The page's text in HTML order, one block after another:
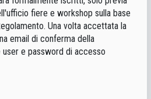
fiere e workshop sulla base
Una volta accettata la
email di conferma della
e password di accesso